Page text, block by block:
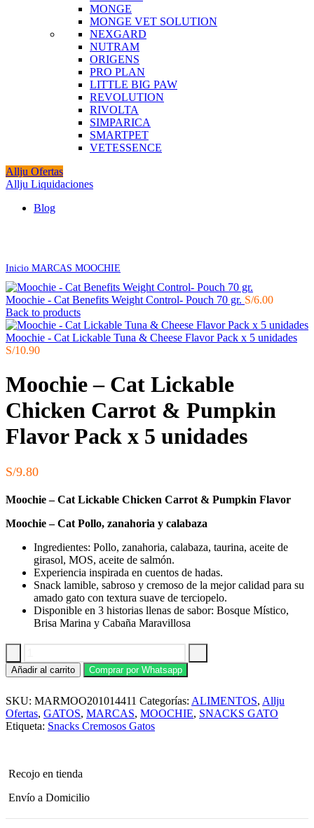
MONGE
MONGE VET SOLUTION
NEXGARD
NUTRAM
ORIGENS
PRO PLAN
LITTLE BIG PAW
REVOLUTION
RIVOLTA
SIMPARICA
SMARTPET
VETESSENCE
Allju Ofertas
Allju Liquidaciones
Blog
Inicio MARCAS MOOCHIE
Moochie - Cat Benefits Weight Control- Pouch 70 gr. S/6.00
Back to products
Moochie - Cat Lickable Tuna & Cheese Flavor Pack x 5 unidades
S/10.90
Moochie – Cat Lickable
Chicken Carrot & Pumpkin
Flavor Pack x 5 unidades
S/9.80
Moochie – Cat Lickable Chicken Carrot & Pumpkin Flavor
Moochie – Cat Pollo, zanahoria y calabaza
Ingredientes: Pollo, zanahoria, calabaza, taurina, aceite de
girasol, MOS, aceite de salmón.
Experiencia inspirada en cuentos de hadas.
Snack lamible, sabroso y cremoso de la mejor calidad para su
amado gato con textura suave de terciopelo.
Disponible en 3 historias llenas de sabor: Bosque Místico,
Brisa Marina y Cabaña Maravillosa
Moochie
-
Lickable
Chicken
Carrot
Pack
x
unidades
Añadir al carrito Comprar por Whatsapp
SKU: MARMOO201014411 Categorías: ALIMENTOS, Allju
Ofertas, GATOS, MARCAS, MOOCHIE, SNACKS GATO
Etiqueta: Snacks Cremosos Gatos
Recojo en tienda
Envío a Domicilio